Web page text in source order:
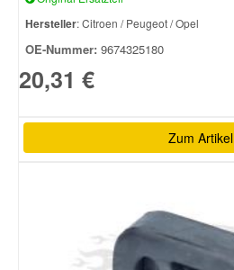
Hersteller: Citroen / Peugeot / Opel
OE-Nummer: 9674325180
20,31 €
Zum Artikel